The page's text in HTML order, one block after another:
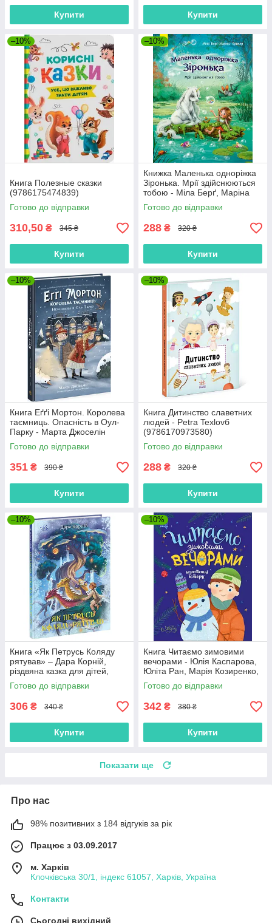
Купити Купити
–10%
Книга Полезные сказки
(9786175474839)
Готово до відправки
310,50 ₴ 345 ₴
Купити
–10%
Книжка Маленька одноріжка
Зіронька. Мрії здійснюються
тобою - Міла Берґ, Маріна
Кремер (9786170959324)
Готово до відправки
288 ₴ 320 ₴
Купити
–10%
Книга Еґґі Мортон. Королева
таємниць. Опасність в Оул-
Парку - Марта Джоселін
(9786170971692)
Готово до відправки
351 ₴ 390 ₴
Купити
–10%
Книга Дитинство славетних
людей - Petra Texlovб
(9786170973580)
Готово до відправки
288 ₴ 320 ₴
Купити
–10%
Книга «Як Петрусь Коляду
рятував» – Дара Корній,
різдвяна казка для дітей,
зимова історія, українська
книга (9786170979926)
Готово до відправки
306 ₴ 340 ₴
Купити
–10%
Книга Читаємо зимовими
вечорами - Юлія Каспарова,
Юліта Ран, Марія Козиренко,
Ганна Макуліна, Інна
Конопленко, Катерина
Тіхозора
Готово до відправки
342 ₴ 380 ₴
Купити
Показати ще
Про нас
98% позитивних з 184 відгуків за рік
Працює з 03.09.2017
м. Харків
Клочківська 30/1, індекс 61057, Харків, Україна
Контакти
Сьогодні вихідний